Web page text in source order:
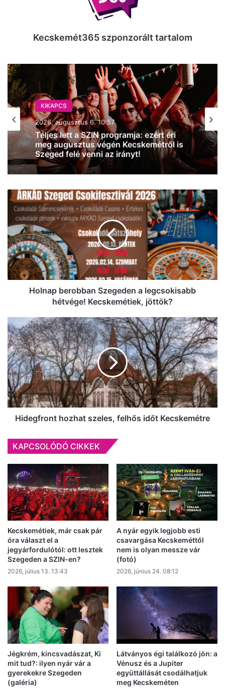
Kecskemét365 szponzorált tartalom
KIKAPCS
2026, augusztus 6. 10:57
Teljes lett a SZIN programja: ezért éri
meg augusztus végén Kecskemétről is
Szeged felé venni az irányt!
Holnap
berobban
Szegeden
a
legcsokisabb
hétvége!
Kecskemétiek,
jöttök?
Holnap berobban Szegeden a legcsokisabb
hétvége! Kecskemétiek, jöttök?
Hidegfront
hozhat
szeles,
felhős
időt
Kecskemétre
Hidegfront hozhat szeles, felhős időt Kecskemétre
KAPCSOLÓDÓ CIKKEK
Kecskemétiek, már csak pár
óra választ el a
jegyárfordulótól: ott lesztek
Szegeden a SZIN-en?
2026, július 13. 13:43
A nyár egyik legjobb esti
csavargása Kecskeméttől
nem is olyan messze vár
(fotó)
2026, június 24. 08:12
Jégkrém, kincsvadászat, Ki
mit tud?: ilyen nyár vár a
gyerekekre Szegeden
(galéria)
Látványos égi találkozó jön: a
Vénusz és a Jupiter
együttállását csodálhatjuk
meg Kecskeméten